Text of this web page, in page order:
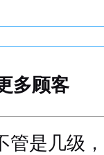
多顾客
管是几级